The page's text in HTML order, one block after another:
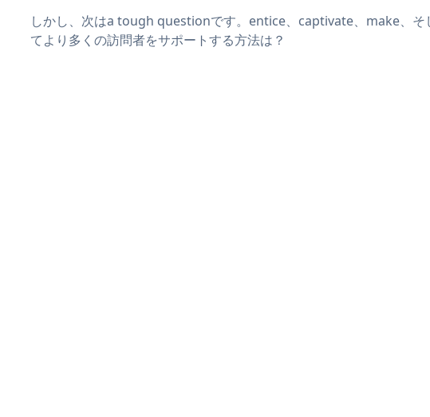
しかし、次はa tough questionです。entice、captivate、make、そ
てより多くの訪問者をサポートする方法は？